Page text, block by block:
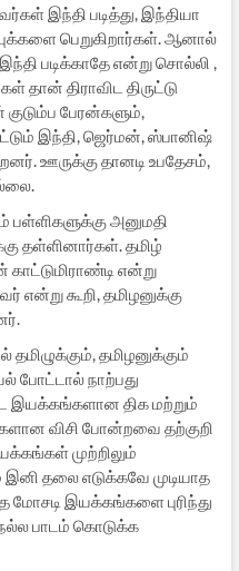
இந்தி படித்து, இந்தியா
பெறுகிறார்கள். ஆனால்
படிக்காதே என்று சொல்லி ,
தான் திராவிட திருட்டு
பேரன்களும்,
இந்தி, ஜெர்மன், ஸ்பானிஷ்
ஊருக்கு தானடி உபதேசம்,
பள்ளிகளுக்கு அனுமதி
தள்ளினார்கள். தமிழ்
காட்டுமிராண்டி என்று
கூறி, தமிழனுக்கு
தமிழனுக்கும்
போட்டால் நாற்பது
இயக்கங்களான திக மற்றும்
விசி போன்றவை தற்குறி
முற்றிலும்
தலை எடுக்கவே முடியாத
மோசடி இயக்கங்களை புரிந்து
பாடம் கொடுக்க